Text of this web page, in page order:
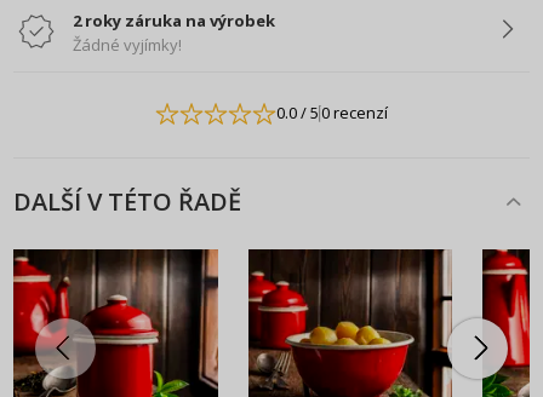
2 roky záruka na výrobek
Žádné vyjímky!
0.0/ 50 recenzí
DALŠÍ V TÉTO ŘADĚ